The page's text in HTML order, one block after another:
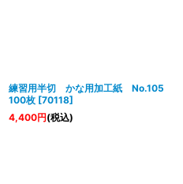
練習用半切 かな用加工紙 No.105
100枚 [70118]
4,400円(税込)